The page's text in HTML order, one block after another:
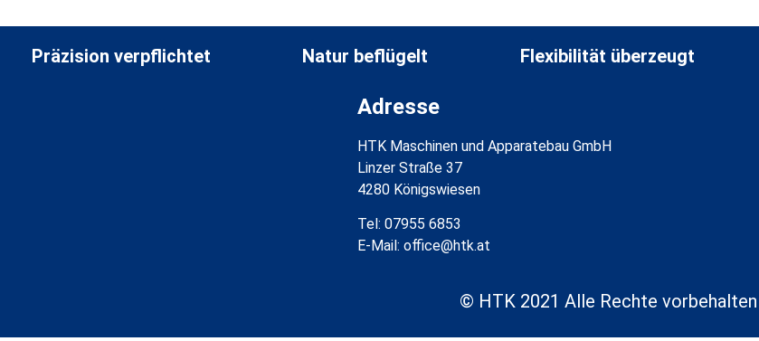
Präzision verpflichtet Natur beflügelt Flexibilität überzeugt
Adresse
HTK Maschinen und Apparatebau GmbH
Linzer Straße 37
4280 Königswiesen
Tel: 07955 6853
E-Mail: office@htk.at
© HTK 2021 Alle Rechte vorbehalten